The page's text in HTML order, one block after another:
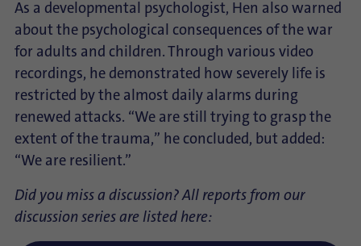
As a developmental psychologist, Hen also warned
about the psychological consequences of the war
for adults and children. Through various video
recordings, he demonstrated how severely life is
restricted by the almost daily alarms during
renewed attacks. “We are still trying to grasp the
extent of the trauma,” he concluded, but added:
“We are resilient.”
Did you miss a discussion? All reports from our
discussion series are listed here: